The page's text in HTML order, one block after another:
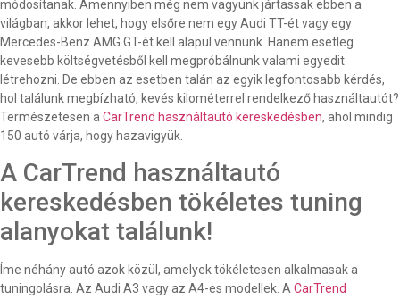
módosítanak. Amennyiben még nem vagyunk jártassak ebben a
világban, akkor lehet, hogy elsőre nem egy Audi TT-ét vagy egy
Mercedes-Benz AMG GT-ét kell alapul vennünk. Hanem esetleg
kevesebb költségvetésből kell megpróbálnunk valami egyedit
létrehozni. De ebben az esetben talán az egyik legfontosabb kérdés,
hol találunk megbízható, kevés kilométerrel rendelkező használtautót?
Természetesen a CarTrend használtautó kereskedésben, ahol mindig
150 autó várja, hogy hazavigyük.
A CarTrend használtautó
kereskedésben tökéletes tuning
alanyokat találunk!
Íme néhány autó azok közül, amelyek tökéletesen alkalmasak a
tuningolásra. Az Audi A3 vagy az A4-es modellek. ACarTrend